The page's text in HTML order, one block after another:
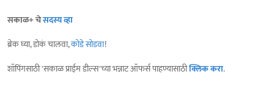
सकाळ+ चेसदस्य व्हा
ब्रेक घ्या, डोकं चालवा,कोडे सोडवा!
शॉपिंगसाठी 'सकाळ प्राईम डील्स'च्या भन्नाट ऑफर्स पाहण्यासाठीक्लिक करा.